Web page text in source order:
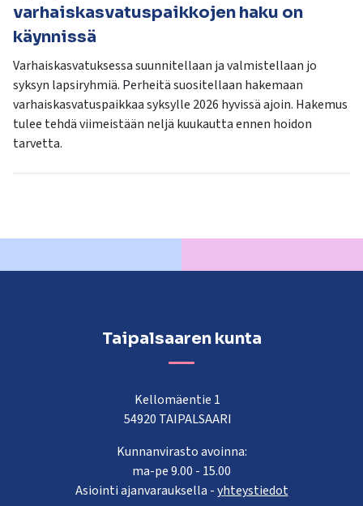
varhaiskasvatuspaikkojen haku on
käynnissä
Varhaiskasvatuksessa suunnitellaan ja valmistellaan jo
syksyn lapsiryhmiä. Perheitä suositellaan hakemaan
varhaiskasvatuspaikkaa syksylle 2026 hyvissä ajoin. Hakemus
tulee tehdä viimeistään neljä kuukautta ennen hoidon
tarvetta.
Taipalsaaren kunta
Kellomäentie 1
54920 TAIPALSAARI
Kunnanvirasto avoinna:
ma-pe 9.00 - 15.00
Asiointi ajanvarauksella -yhteystiedot